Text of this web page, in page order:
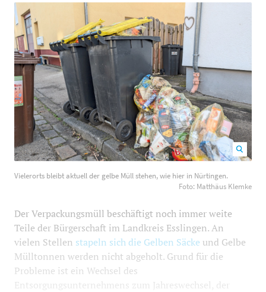
in Nürtingen. Foto: Matthäus Klemke 1200 800
Vielerorts bleibt aktuell der gelbe Müll stehen, wie hier in Nürtingen.
Foto: Matthäus Klemke
Der Verpackungsmüll beschäftigt noch immer weite
Teile der Bürgerschaft im Landkreis Esslingen. An
vielen Stellen stapeln sich die Gelben Säcke und Gelbe
Mülltonnen werden nicht abgeholt. Grund für die
Probleme ist ein Wechsel des
Entsorgungsunternehmens zum Jahreswechsel, der